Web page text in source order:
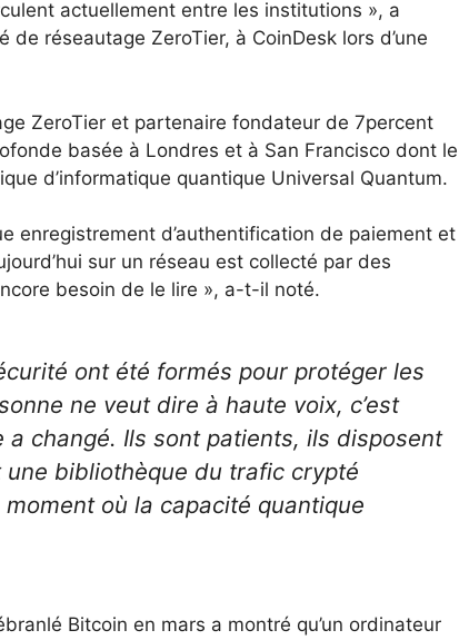
actuellement entre les institutions », a
réseautage ZeroTier, à CoinDesk lors d’une
ZeroTier et partenaire fondateur de 7percent
basée à Londres et à San Francisco dont le
d’informatique quantique Universal Quantum.
enregistrement d’authentification de paiement et
sur un réseau est collecté par des
besoin de le lire », a-t-il noté.
ont été formés pour protéger les
ne veut dire à haute voix, c’est
a changé. Ils sont patients, ils disposent
bibliothèque du trafic crypté
moment où la capacité quantique
Bitcoin en mars a montré qu’un ordinateur